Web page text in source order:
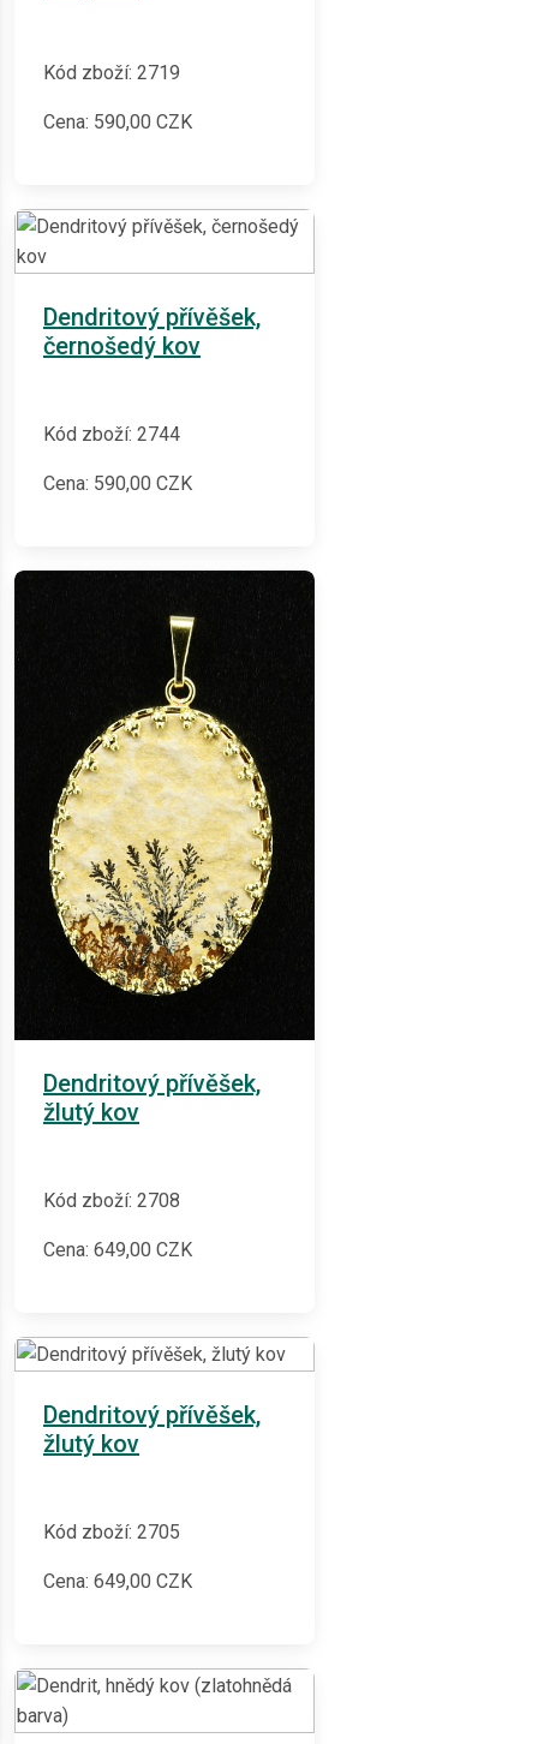
Kód zboží: 2719
Cena: 590,00 CZK
Dendritový přívěšek,
černošedý kov
Kód zboží: 2744
Cena: 590,00 CZK
Dendritový přívěšek,
žlutý kov
Kód zboží: 2708
Cena: 649,00 CZK
Dendritový přívěšek,
žlutý kov
Kód zboží: 2705
Cena: 649,00 CZK